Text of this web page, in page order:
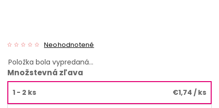
Neohodnotené
Položka bola vypredaná…
Množstevná zľava
1 - 2 ks €1,74 / ks